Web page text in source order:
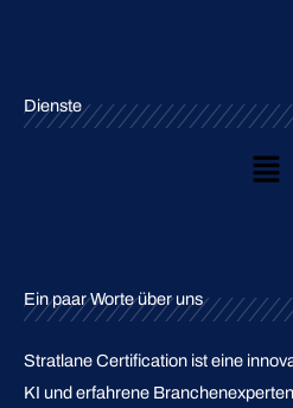
Dienste
Main
Ein paar Worte über uns
Stratlane Certification ist eine
KI und erfahrene